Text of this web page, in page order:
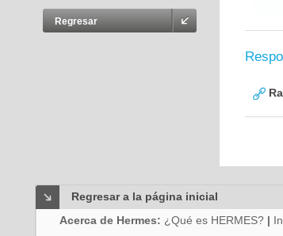
Regresar
Regresar a la página inicial
Acerca de Hermes: ¿Qué es HERMES? |